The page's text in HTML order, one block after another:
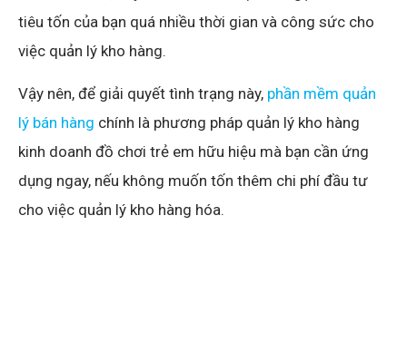
tiêu tốn của bạn quá nhiều thời gian và công sức cho
việc quản lý kho hàng.
Vậy nên, để giải quyết tình trạng này, phần mềm quản
lý bán hàng chính là phương pháp quản lý kho hàng
kinh doanh đồ chơi trẻ em hữu hiệu mà bạn cần ứng
dụng ngay, nếu không muốn tốn thêm chi phí đầu tư
cho việc quản lý kho hàng hóa.